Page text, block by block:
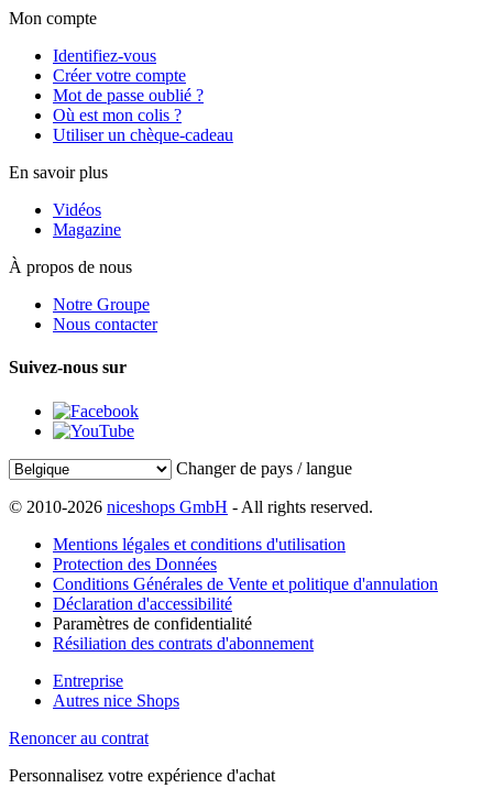
Mon compte
Identifiez-vous
Créer votre compte
Mot de passe oublié ?
Où est mon colis ?
Utiliser un chèque-cadeau
En savoir plus
Vidéos
Magazine
À propos de nous
Notre Groupe
Nous contacter
Suivez-nous sur
Changer de pays / langue
© 2010-2026 niceshops GmbH - All rights reserved.
Mentions légales et conditions d'utilisation
Protection des Données
Conditions Générales de Vente et politique d'annulation
Déclaration d'accessibilité
Paramètres de confidentialité
Résiliation des contrats d'abonnement
Entreprise
Autres nice Shops
Renoncer au contrat
Personnalisez votre expérience d'achat